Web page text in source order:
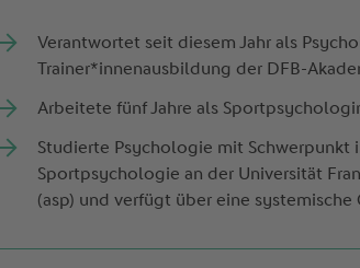
Verantwortet seit diesem Jahr als
Trainer*innenausbildung der DFB-
Arbeitete fünf Jahre als
Studierte Psychologie mit
Sportpsychologie an der Universität
(asp) und verfügt über eine